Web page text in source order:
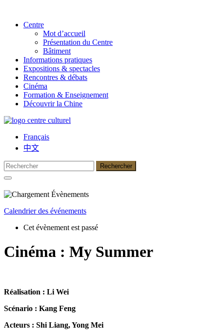
Centre
Mot d’accueil
Présentation du Centre
Bâtiment
Informations pratiques
Expositions & spectacles
Rencontres & débats
Cinéma
Formation & Enseignement
Découvrir la Chine
Français
中文
Calendrier des événements
Cet évènement est passé
Cinéma : My Summer
Réalisation : Li Wei
Scénario : Kang Feng
Acteurs : Shi Liang, Yong Mei